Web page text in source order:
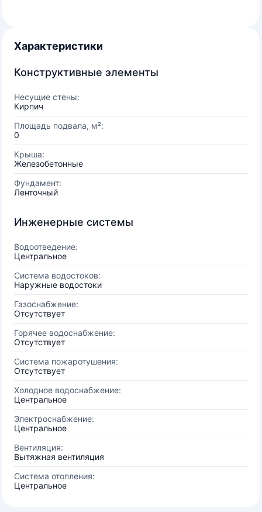
Характеристики
Конструктивные элементы
Несущие стены:
Кирпич
Площадь подвала, м²:
0
Крыша:
Железобетонные
Фундамент:
Ленточный
Инженерные системы
Водоотведение:
Центральное
Система водостоков:
Наружные водостоки
Газоснабжение:
Отсутствует
Горячее водоснабжение:
Отсутствует
Система пожаротушения:
Отсутствует
Холодное водоснабжение:
Центральное
Электроснабжение:
Центральное
Вентиляция:
Вытяжная вентиляция
Система отопления:
Центральное